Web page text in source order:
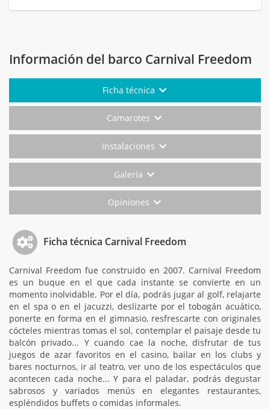
Información del barco Carnival Freedom
Ficha técnica
Camarotes
Instalaciones
Galería
Opiniones
Ficha técnica Carnival Freedom
Carnival Freedom fue construido en 2007. Carnival Freedom
es un buque en el que cada instante se convierte en un
momento inolvidable. Por el día, podrás jugar al golf, relajarte
en el spa o en el jacuzzi, deslizarte por el tobogán acuático,
ponerte en forma en el gimnasio, resfrescarte con originales
cócteles mientras tomas el sol, contemplar el paisaje desde tu
balcón privado... Y cuando cae la noche, disfrutar de tus
juegos de azar favoritos en el casino, bailar en los clubs y
bares nocturnos, ir al teatro, ver uno de los espectáculos que
acontecen cada noche... Y para el paladar, podrás degustar
sabrosos y variados menús en elegantes restaurantes,
espléndidos buffets o comidas informales.